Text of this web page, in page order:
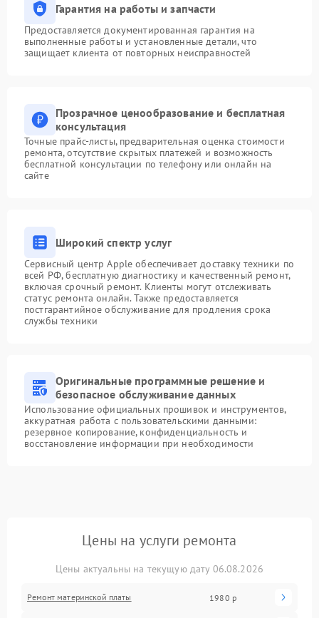
Гарантия на работы и запчасти
Предоставляется документированная гарантия на
выполненные работы и установленные детали, что
защищает клиента от повторных неисправностей
Прозрачное ценообразование и бесплатная
консультация
Точные прайс-листы, предварительная оценка стоимости
ремонта, отсутствие скрытых платежей и возможность
бесплатной консультации по телефону или онлайн на
сайте
Широкий спектр услуг
Сервисный центр Apple обеспечивает доставку техники по
всей РФ, бесплатную диагностику и качественный ремонт,
включая срочный ремонт. Клиенты могут отслеживать
статус ремонта онлайн. Также предоставляется
постгарантийное обслуживание для продления срока
службы техники
Оригинальные программные решение и
безопасное обслуживание данных
Использование официальных прошивок и инструментов,
аккуратная работа с пользовательскими данными:
резервное копирование, конфиденциальность и
восстановление информации при необходимости
Цены на услуги ремонта
Цены актуальны на текущую дату 06.08.2026
Ремонт материнской платы 1980 р